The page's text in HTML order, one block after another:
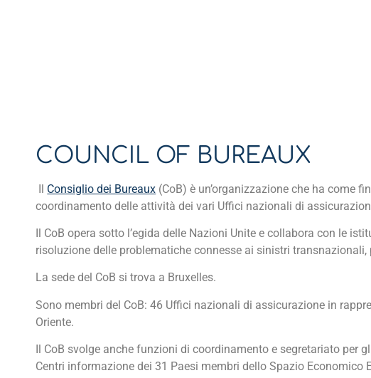
COUNCIL OF BUREAUX
Il Consiglio dei Bureaux (CoB) è un’organizzazione che ha come
coordinamento delle attività dei vari Uffici nazionali di
Il CoB opera sotto l’egida delle Nazioni Unite e collabora con le
risoluzione delle problematiche connesse ai sinistri
La sede del CoB si trova a Bruxelles.
Sono membri del CoB: 46 Uffici nazionali di assicurazione in
Oriente.
Il CoB svolge anche funzioni di coordinamento e segretariato
Centri informazione dei 31 Paesi membri dello Spazio Economico